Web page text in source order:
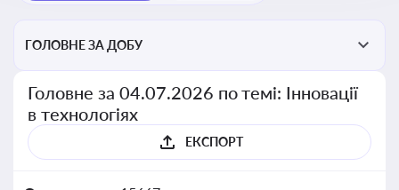
ГОЛОВНЕ ЗА ДОБУ
Головне за 04.07.2026 по темі: Інновації
в технологіях
ЕКСПОРТ